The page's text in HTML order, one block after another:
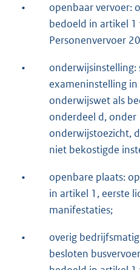
•
openbaar vervoer:
bedoeld in artikel 1
Personenvervoer
•
exameninstelling in
onderwijswet als
onderdeel d, onder
onderwijstoezicht,
niet bekostigde
•
openbare plaats:
in artikel 1, eerste
manifestaties;
•
overig
besloten